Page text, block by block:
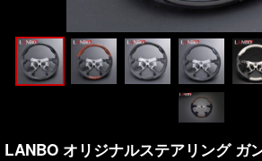
LANBO オリジナルステアリング ガ